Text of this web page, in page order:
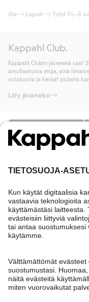
kotiinkuljetusta).
noutopisteeseen tai
kotiinkuljetuksella 6,99
Lue lisää
maksutavat, kuten
Lisätietoja Klarnan
Lue lisää
Ale Lapset Tytöt 1½–8
Kappahl Club.
Kappahl Clubin jäsenenä saat
ainutlaatuisia etuja, aina
ostoksista ja keräät pisteitä
Liity jäseneksi
Tarvitsetko apua?
Asiakaspalvelu
Usein kysyttyä
Tilaus
Ota yhteyttä
Kappahl Club
Kappahl Club
Jäsenyysehdot
Tietoa Kappahl
Kestävä kehitys
Ehdot & käytännöt